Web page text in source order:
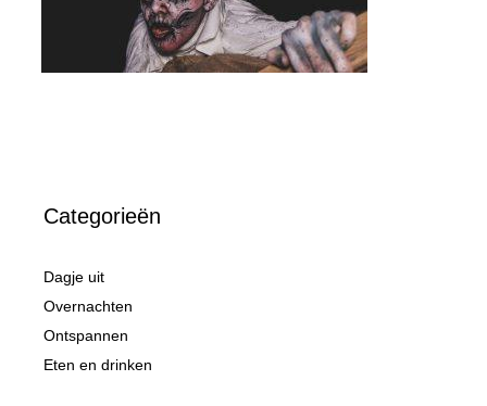
Categorieën
Dagje uit
Overnachten
Ontspannen
Eten en drinken